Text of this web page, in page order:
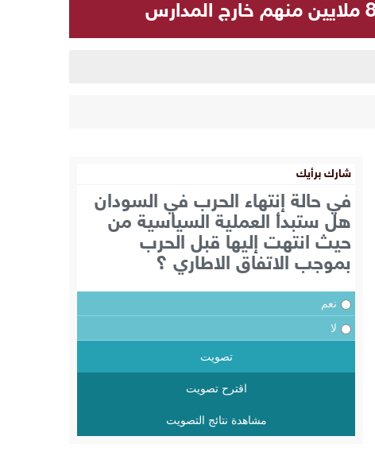
شارك برأيك
في حالة إنتهاء الحرب في السودان
هل ستبدأ العملية السياسية من
حيث انتهت إليها قبل الحرب
بموجب الاتفاق الاطاري ؟
نعم
لا
تصويت
اقترح تصويت
مشاهدة نتائج التصويت